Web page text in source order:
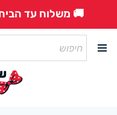
🚚 משלוח עד הבית